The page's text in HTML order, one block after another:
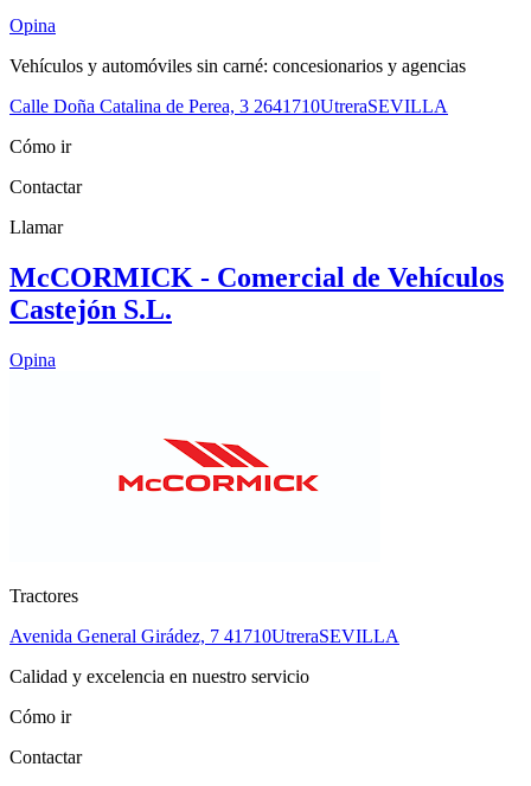
Opina
Vehículos y automóviles sin carné: concesionarios y agencias
Calle Doña Catalina de Perea, 3 2641710UtreraSEVILLA
Cómo ir
Contactar
Llamar
McCORMICK - Comercial de Vehículos
Castejón S.L.
Opina
Tractores
Avenida General Girádez, 7 41710UtreraSEVILLA
Calidad y excelencia en nuestro servicio
Cómo ir
Contactar